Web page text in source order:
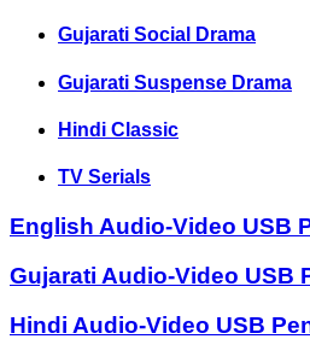
Gujarati Social Drama
Gujarati Suspense Drama
Hindi Classic
TV Serials
English Audio-Video USB
Gujarati Audio-Video USB
Hindi Audio-Video USB